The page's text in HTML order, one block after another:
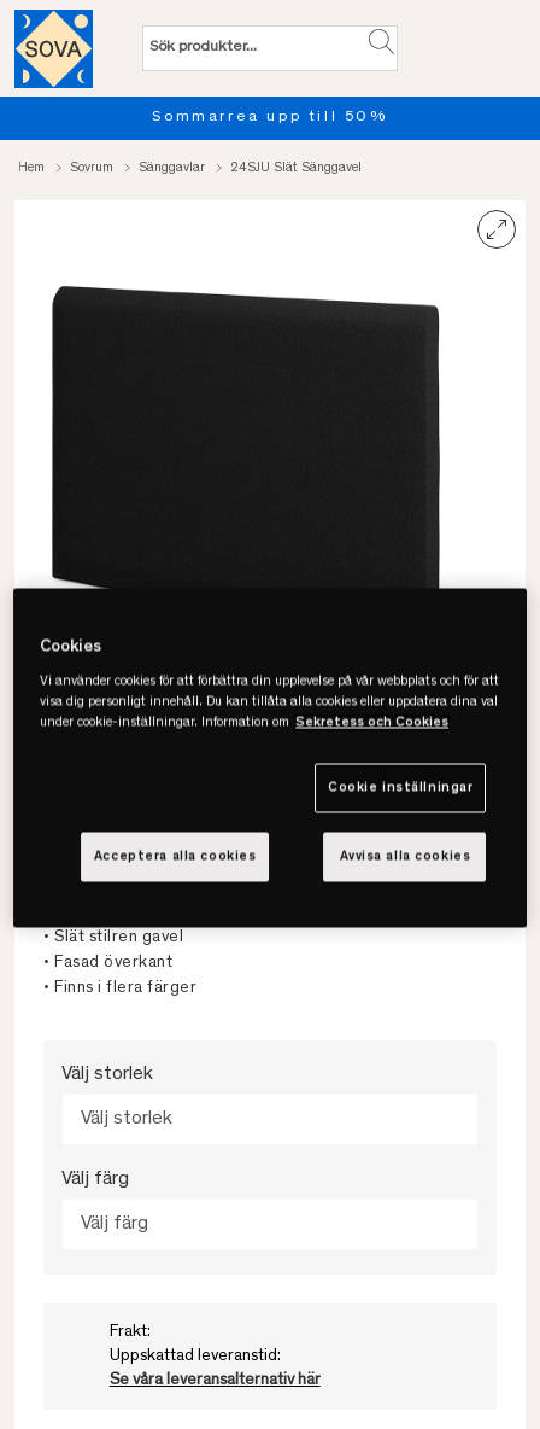
Sommarrea upp till 50%
Hem Sovrum Sänggavlar 24SJU Slät Sänggavel
13 visningar senaste dygnet
24SJU
Slät Sänggavel
• Slät stilren gavel
• Fasad överkant
• Finns i flera färger
Välj storlek
Välj storlek
Välj färg
Välj färg
Frakt:
Uppskattad leveranstid:
Se våra leveransalternativ här
Cookies
Vi använder cookies för att förbättra din upplevelse på vår webbplats och för att
visa dig personligt innehåll. Du kan tillåta alla cookies eller uppdatera dina val
under cookie-inställningar. Information om Sekretess och Cookies
Cookie inställningar
Avvisa alla cookies
Acceptera alla cookies